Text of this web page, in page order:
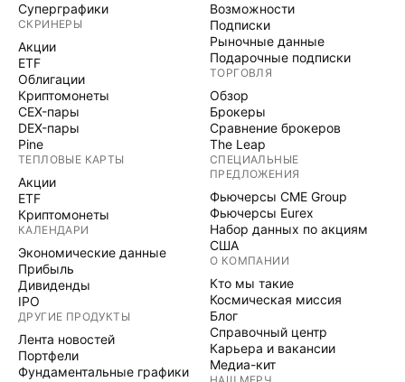
Суперграфики
СКРИНЕРЫ
Акции
ETF
Облигации
Криптомонеты
CEX-пары
DEX-пары
Pine
ТЕПЛОВЫЕ КАРТЫ
Акции
ETF
Криптомонеты
КАЛЕНДАРИ
Экономические данные
Прибыль
Дивиденды
IPO
ДРУГИЕ ПРОДУКТЫ
Лента новостей
Портфели
Фундаментальные графики
Возможности
Подписки
Рыночные данные
Подарочные подписки
ТОРГОВЛЯ
Обзор
Брокеры
Сравнение брокеров
The Leap
СПЕЦИАЛЬНЫЕ
ПРЕДЛОЖЕНИЯ
Фьючерсы CME Group
Фьючерсы Eurex
Набор данных по акциям
США
О КОМПАНИИ
Кто мы такие
Космическая миссия
Блог
Справочный центр
Карьера и вакансии
Медиа-кит